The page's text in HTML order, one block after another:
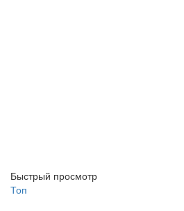
Быстрый просмотр
Топ